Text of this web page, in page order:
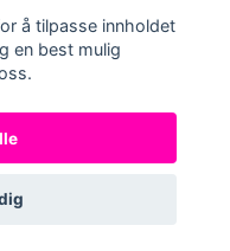
å tilpasse innholdet
en best mulig